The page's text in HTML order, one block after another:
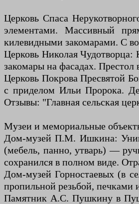
Церковь Спаса
элементами. Массивный
килевидными закомарами. С
Церковь Николая Чудотворца:
закомары на фасадах.
Церковь Покрова Пресвятой
с приделом Ильи Пророка.
Отзывы: "Главная сельская
Музеи и мемориальные
Дом-музей П.М. Ишкина:
(мебель, панно, утварь) —
сохранился в полном виде.
Дом-музей Горностаевых (в
пропильной резьбой, печками
Памятник А.С. Пушкину в